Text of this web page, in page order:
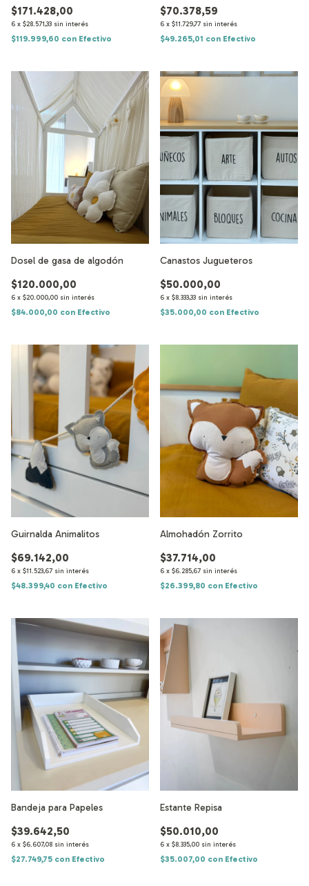
$171.428,00
6 x $28.571,33 sin interés
$119.999,60 con Efectivo
$70.378,59
6 x $11.729,77 sin interés
$49.265,01 con Efectivo
Dosel de gasa de algodón
$120.000,00
6 x $20.000,00 sin interés
$84.000,00 con Efectivo
Canastos Jugueteros
$50.000,00
6 x $8.333,33 sin interés
$35.000,00 con Efectivo
Guirnalda Animalitos
$69.142,00
6 x $11.523,67 sin interés
$48.399,40 con Efectivo
Almohadón Zorrito
$37.714,00
6 x $6.285,67 sin interés
$26.399,80 con Efectivo
Bandeja para Papeles
$39.642,50
6 x $6.607,08 sin interés
$27.749,75 con Efectivo
Estante Repisa
$50.010,00
6 x $8.335,00 sin interés
$35.007,00 con Efectivo